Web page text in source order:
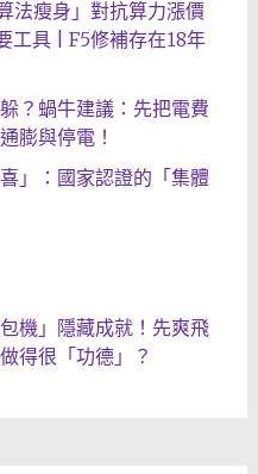
法瘦身」對抗算力漲價
工具 | F5修補存在18年
？蝸牛建議：先把電費
膨與停電！
」：國家認證的「集體
機」隱藏成就！先爽飛
得很「功德」？